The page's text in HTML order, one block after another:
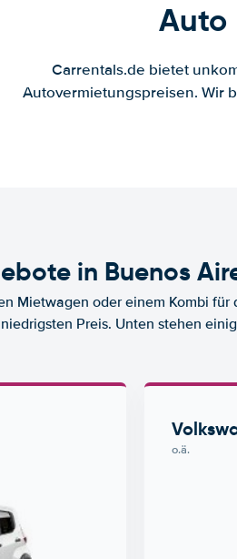
Auto
Carrentals.de bietet
Autovermietungspreisen. Wir
in Buenos
Mietwagen oder einem Kombi für
Preis. Unten stehen
o.ä.